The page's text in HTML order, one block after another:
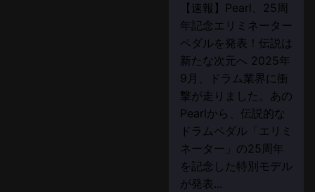
【速報】Pearl、25周
年記念エリミネーター
ペダルを発表！伝説は
新たな次元へ 2025年
9月、ドラム業界に衝
撃が走りました。あの
Pearlから、伝説的な
ドラムペダル「エリミ
ネーター」の25周年
を記念した特別モデル
が発表...